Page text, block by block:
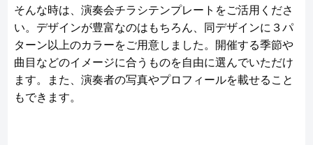
そんな時は、演奏会チラシテンプレートをご活用くださ
い。デザインが豊富なのはもちろん、同デザインに３パ
ターン以上のカラーをご用意しました。開催する季節や
曲目などのイメージに合うものを自由に選んでいただけ
ます。また、演奏者の写真やプロフィールを載せること
もできます。